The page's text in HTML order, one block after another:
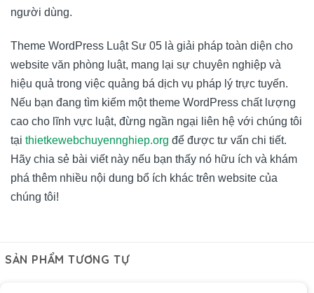
người dùng.
Theme WordPress Luật Sư 05 là giải pháp toàn diện cho
website văn phòng luật, mang lại sự chuyên nghiệp và
hiệu quả trong việc quảng bá dịch vụ pháp lý trực tuyến.
Nếu bạn đang tìm kiếm một theme WordPress chất lượng
cao cho lĩnh vực luật, đừng ngần ngại liên hệ với chúng tôi
tại thietkewebchuyennghiep.org để được tư vấn chi tiết.
Hãy chia sẻ bài viết này nếu bạn thấy nó hữu ích và khám
phá thêm nhiều nội dung bổ ích khác trên website của
chúng tôi!
SẢN PHẨM TƯƠNG TỰ